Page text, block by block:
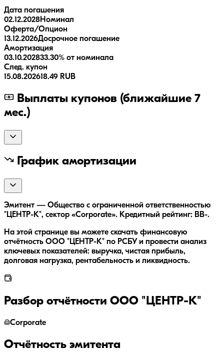
Дата погашения
02.12.2028Номинал
Оферта/Опцион
13.12.2026Досрочное погашение
Амортизация
03.10.202833.30% от номинала
След. купон
15.08.202618.49 RUB
Выплаты купонов (ближайшие 7
мес.)
График амортизации
Эмитент — Общество с ограниченной ответственностью
"ЦЕНТР-К", сектор «Corporate». Кредитный рейтинг: BB-.
На этой странице вы можете скачать финансовую
отчётность ООО "ЦЕНТР-К" по РСБУ и провести анализ
ключевых показателей: выручка, чистая прибыль,
долговая нагрузка, рентабельность и ликвидность.
Разбор отчётности ООО "ЦЕНТР-К"
Corporate
Отчётность эмитента